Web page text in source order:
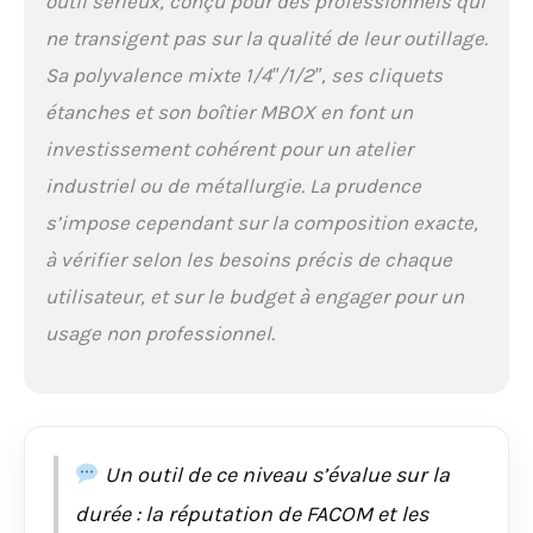
6 pans en 1/4” (5,5 à 14
mm) et 1/2” (10 à 32
mm), ainsi que 21
couvrant les
principales empreintes
plates, hexagonales et
Resistorx — pour une
précision maximales
CONFIGURATION
SUR LE CONTRÔLE:
type tournevis et un
faciliter le travail dans
ne transigent pas sur la qualité de leur outillage.
Sa polyvalence mixte 1/4″/1/2″, ses cliquets
étanches et son boîtier MBOX en font un
investissement cohérent pour un atelier
industriel ou de métallurgie. La prudence
s’impose cependant sur la composition exacte,
à vérifier selon les besoins précis de chaque
utilisateur, et sur le budget à engager pour un
usage non professionnel.
Un outil de ce niveau s’évalue sur la
durée : la réputation de FACOM et les